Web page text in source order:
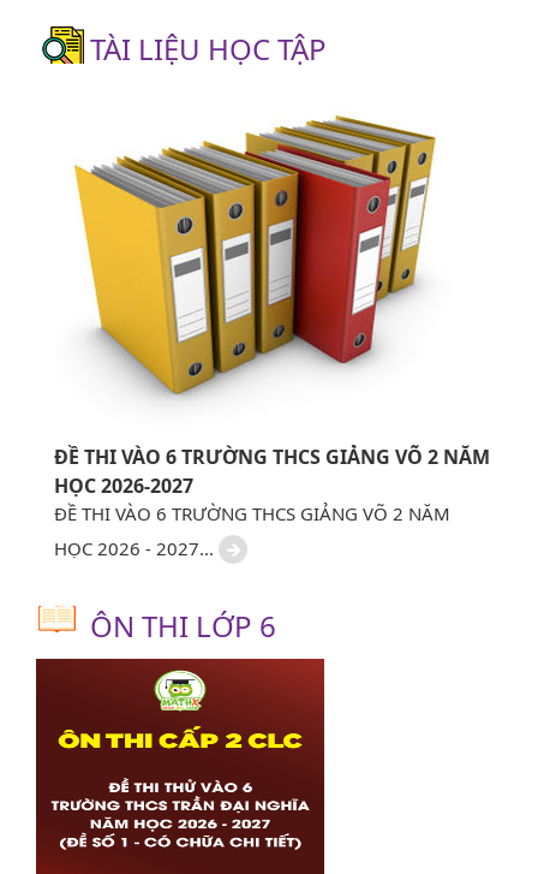
TÀI LIỆU HỌC TẬP
ĐỀ THI VÀO 6 TRƯỜNG THCS GIẢNG VÕ 2 NĂM
HỌC 2026-2027
ĐỀ THI VÀO 6 TRƯỜNG THCS GIẢNG VÕ 2 NĂM
HỌC 2026 - 2027...
ÔN THI LỚP 6